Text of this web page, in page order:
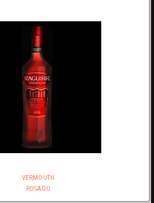
VERMOUTH
ROSADO